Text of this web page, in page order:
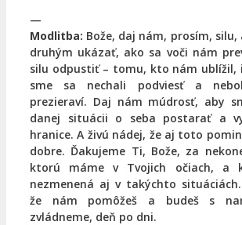
—
Modlitba: Bože, daj nám, prosím, silu,
druhým ukázať, ako sa voči nám
silu odpustiť – tomu, kto nám ublížil,
sme sa nechali podviesť a
prezieraví. Daj nám múdrosť, aby
danej situácii o seba postarať a
hranice. A živú nádej, že aj toto
dobre. Ďakujeme Ti, Bože, za
ktorú máme v Tvojich očiach, a
nezmenená aj v takýchto
že nám pomôžeš a budeš s
zvládneme, deň po dni.